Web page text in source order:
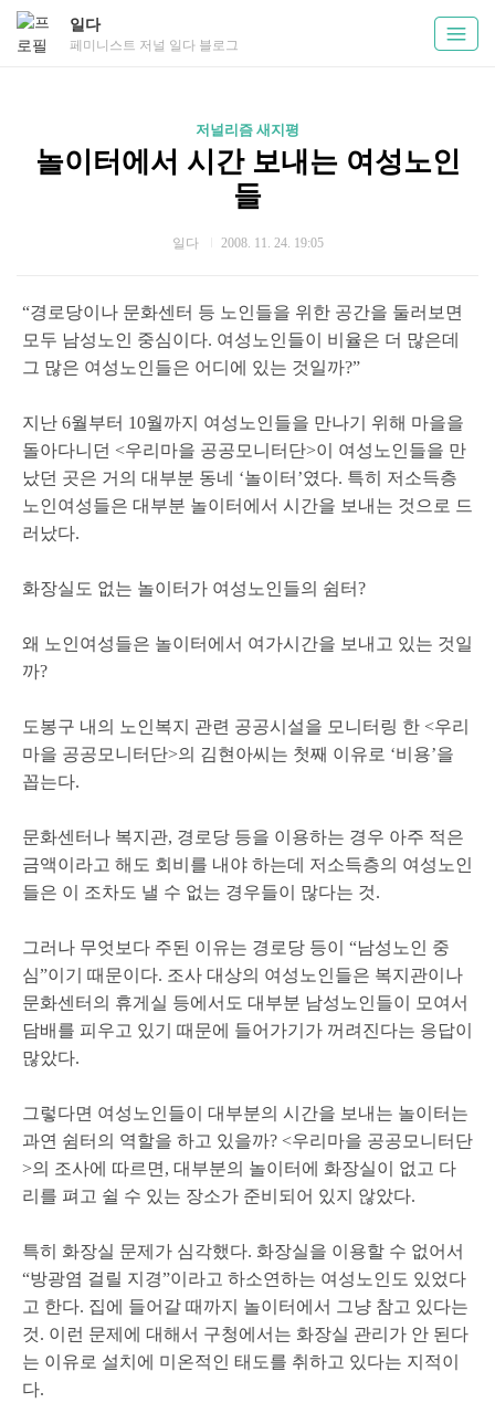
일다
페미니스트 저널 일다 블로그
저널리즘 새지평
놀이터에서 시간 보내는 여성노인
들
일다 2008. 11. 24. 19:05
“경로당이나 문화센터 등 노인들을 위한 공간을 둘러보면
모두 남성노인 중심이다. 여성노인들이 비율은 더 많은데
그 많은 여성노인들은 어디에 있는 것일까?”
지난 6월부터 10월까지 여성노인들을 만나기 위해 마을을
돌아다니던 <우리마을 공공모니터단>이 여성노인들을 만
났던 곳은 거의 대부분 동네 ‘놀이터’였다. 특히 저소득층
노인여성들은 대부분 놀이터에서 시간을 보내는 것으로 드
러났다.
화장실도 없는 놀이터가 여성노인들의 쉼터?
왜 노인여성들은 놀이터에서 여가시간을 보내고 있는 것일
까?
도봉구 내의 노인복지 관련 공공시설을 모니터링 한 <우리
마을 공공모니터단>의 김현아씨는 첫째 이유로 ‘비용’을
꼽는다.
문화센터나 복지관, 경로당 등을 이용하는 경우 아주 적은
금액이라고 해도 회비를 내야 하는데 저소득층의 여성노인
들은 이 조차도 낼 수 없는 경우들이 많다는 것.
그러나 무엇보다 주된 이유는 경로당 등이 “남성노인 중
심”이기 때문이다. 조사 대상의 여성노인들은 복지관이나
문화센터의 휴게실 등에서도 대부분 남성노인들이 모여서
담배를 피우고 있기 때문에 들어가기가 꺼려진다는 응답이
많았다.
그렇다면 여성노인들이 대부분의 시간을 보내는 놀이터는
과연 쉼터의 역할을 하고 있을까? <우리마을 공공모니터단
>의 조사에 따르면, 대부분의 놀이터에 화장실이 없고 다
리를 펴고 쉴 수 있는 장소가 준비되어 있지 않았다.
특히 화장실 문제가 심각했다. 화장실을 이용할 수 없어서
“방광염 걸릴 지경”이라고 하소연하는 여성노인도 있었다
고 한다. 집에 들어갈 때까지 놀이터에서 그냥 참고 있다는
것. 이런 문제에 대해서 구청에서는 화장실 관리가 안 된다
는 이유로 설치에 미온적인 태도를 취하고 있다는 지적이
다.